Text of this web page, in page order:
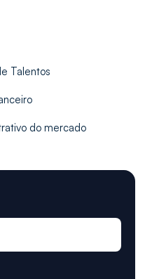
Talentos
do mercado